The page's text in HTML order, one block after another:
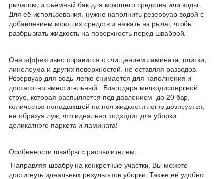
рычагом, и съёмный бак для моющего средства или воды.
Для её использования, нужно наполнить резервуар водой с
добавлением моющих средств и нажать на рычаг, чтобы
разбрызгать жидкость на поверхность перед шваброй.
Она эффективно справится с очищением ламината, плитки,
линолеума и других поверхностей, не оставляя разводов.
Резервуар для воды легко снимается для наполнения и
достаточно вместительный. Благодаря мелкодисперсной
струе, которая распыляется под давлением до 20 бар,
количество попадающей на пол жидкости легко дозируется,
не образуя луж, что идеально подходит для уборки
деликатного паркета и ламината!
Особенности швабры с распылителем:
Направляя швабру на конкретные участки, Вы можете
достигнуть идеальных результатов уборки. Также её удобно